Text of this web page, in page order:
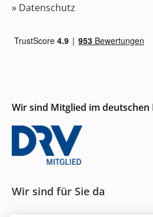
» Datenschutz
Wir sind Mitglied im deutschen
Wir sind für Sie da